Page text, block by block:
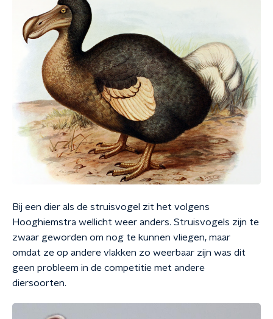
Bij een dier als de struisvogel zit het volgens
Hooghiemstra wellicht weer anders. Struisvogels zijn te
zwaar geworden om nog te kunnen vliegen, maar
omdat ze op andere vlakken zo weerbaar zijn was dit
geen probleem in de competitie met andere
diersoorten.